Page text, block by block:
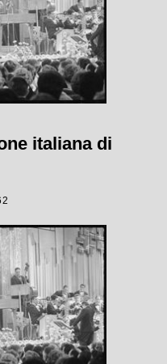
italiana di